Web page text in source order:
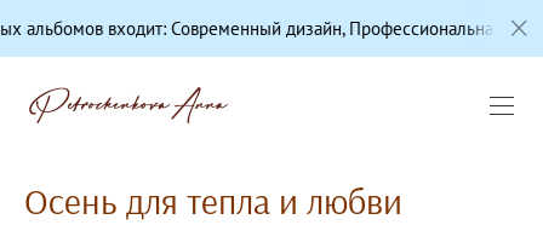
входит: Современный дизайн, Профессиональная
Осень для тепла и любви